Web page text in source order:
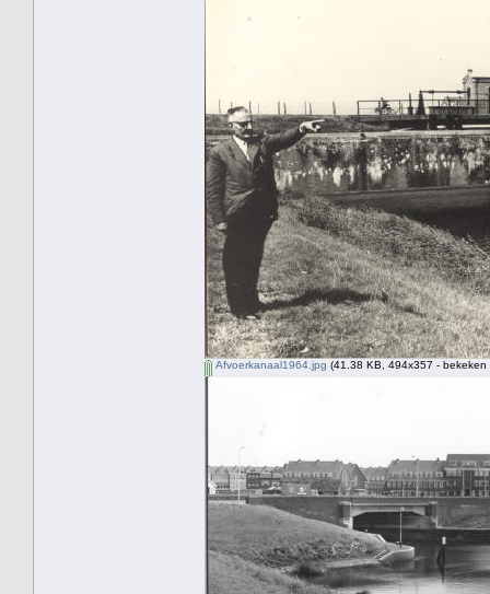
Afvoerkanaal1964.jpg (41.38 KB, 494x357 - bekeken